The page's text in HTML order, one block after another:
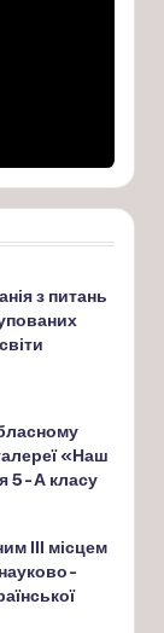
з питань
«Наш
5-А класу
ІІІ місцем